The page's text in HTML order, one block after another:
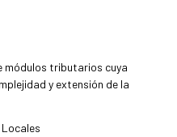
módulos tributarios cuya
y extensión de la